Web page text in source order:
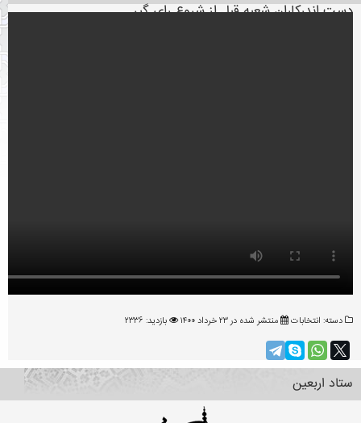
دست اندرکاران شعبه قبل از شروع رای گیر
دسته: انتخابات منتشر شده در ۲۳ خرداد ۱۴۰۰ بازدید: ۲۳۳۶
ستاد اربعین